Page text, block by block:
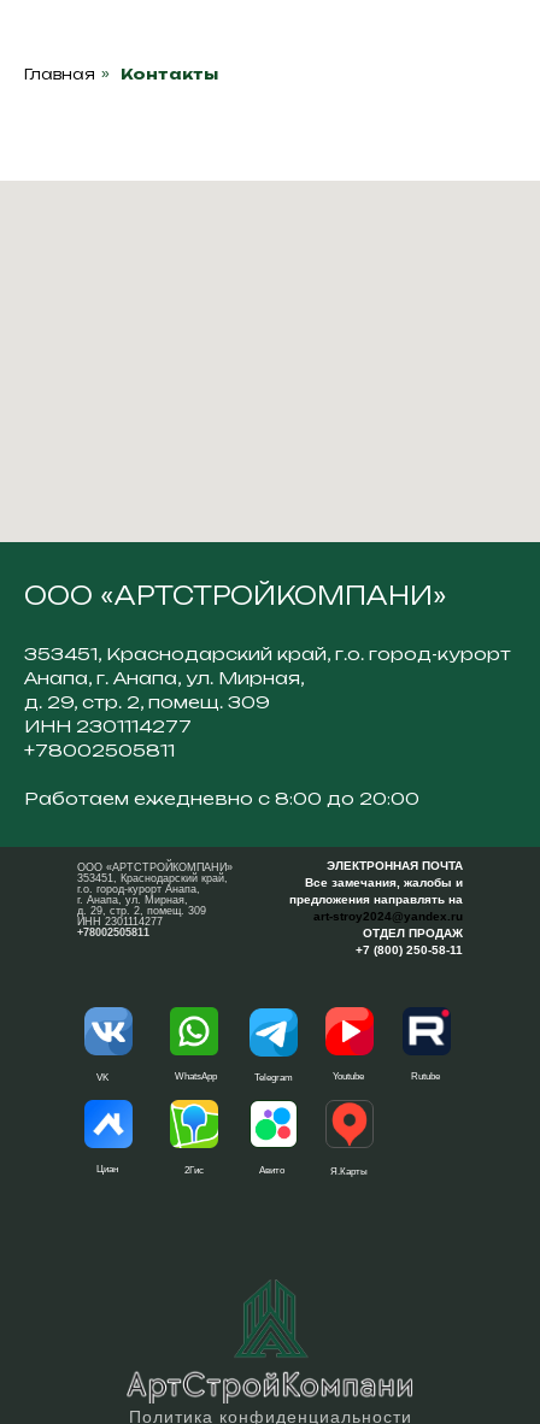
ДОЛИНА
Главная » Контакты
ООО «АРТСТРОЙКОМПАНИ»
353451, Краснодарский край, г.о. город-курорт
Анапа, г. Анапа, ул. Мирная,
д. 29, стр. 2, помещ. 309
ИНН 2301114277
+78002505811
Работаем ежедневно с 8:00 до 20:00
Youtube
WhatsApp
VK Telegram
Авито Я.Карты
Rutube
Циан 2Гис
ООО «АРТСТРОЙКОМПАНИ»
353451, Краснодарский край,
г.о. город-курорт Анапа,
г. Анапа, ул. Мирная,
д. 29, стр. 2, помещ. 309
ИНН 2301114277
+78002505811
ЭЛЕКТРОННАЯ ПОЧТА
Все замечания, жалобы и
предложения направлять на
art-stroy2024@yandex.ru
ОТДЕЛ ПРОДАЖ
+7 (800) 250-58-11
Политика конфиденциальности